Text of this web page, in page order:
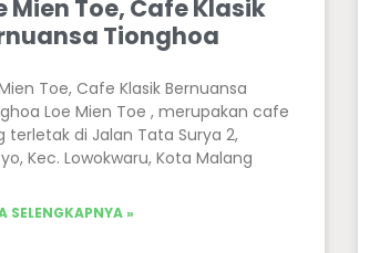
Mien Toe, Cafe Klasik
Tionghoa
Toe, Cafe Klasik Bernuansa
Loe Mien Toe , merupakan cafe
terletak di Jalan Tata Surya 2,
Kec. Lowokwaru, Kota Malang
SELENGKAPNYA »